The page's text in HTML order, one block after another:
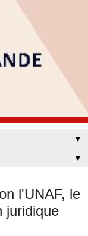
▼
▼
l'UNAF, le
juridique